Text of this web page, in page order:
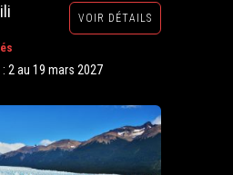
VOIR DÉTAILS
2 au 19 mars 2027